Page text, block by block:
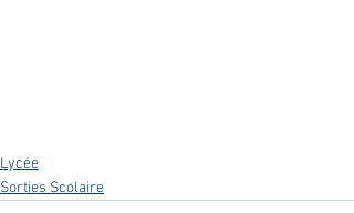
Lycée
Sorties Scolaire